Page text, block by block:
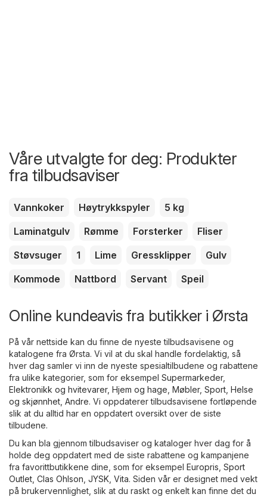
Våre utvalgte for deg: Produkter
fra tilbudsaviser
Vannkoker Høytrykkspyler
5 kg
Laminatgulv
Rømme Forsterker
Fliser
Støvsuger
1 Lime Gressklipper
Gulv
Kommode
Nattbord Servant Speil
Online kundeavis fra butikker i Ørsta
På vår nettside kan du finne de nyeste tilbudsavisene og
katalogene fra Ørsta. Vi vil at du skal handle fordelaktig, så
hver dag samler vi inn de nyeste spesialtilbudene og rabattene
fra ulike kategorier, som for eksempel Supermarkeder,
Elektronikk og hvitevarer, Hjem og hage Møbler, Sport Helse
og skjønnhet Andre. Vi oppdaterer tilbudsavisene fortløpende
slik at du alltid har en oppdatert oversikt over de siste
tilbudene.
Du kan bla gjennom tilbudsaviser og kataloger hver dag for å
holde deg oppdatert med de siste rabattene og kampanjene
fra favorittbutikkene dine, som for eksempel Europris Sport
Outlet Clas Ohlson JYSK Vita. Siden vår er designet med vekt
på brukervennlighet, slik at du raskt og enkelt kan finne det du